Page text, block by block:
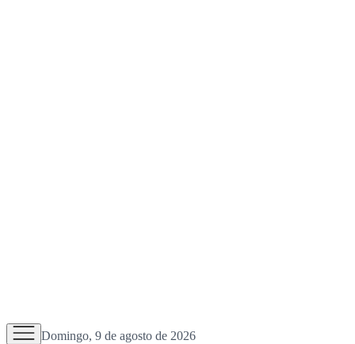
Domingo, 9 de agosto de 2026